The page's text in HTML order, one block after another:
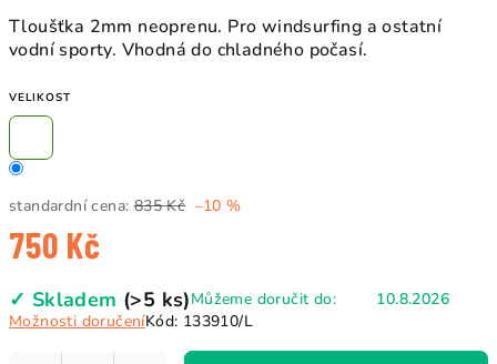
Tloušťka 2mm neoprenu. Pro windsurfing a ostatní
vodní sporty. Vhodná do chladného počasí.
VELIKOST
standardní cena: 835 Kč –10 %
750 Kč
cena:
✓ Skladem (>5 ks)Můžeme doručit do:
10.8.2026
Možnosti doručeníKód: 133910/L